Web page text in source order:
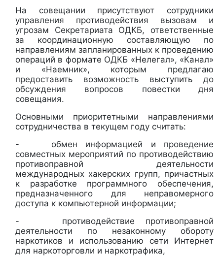
На совещании присутствуют сотрудники
управления противодействия вызовам и
угрозам Секретариата ОДКБ, ответственные
за координационную составляющую по
направлениям запланированных к проведению
операций в формате ОДКБ «Нелегал», «Канал»
и «Наемник», которым предлагаю
предоставить возможность выступить до
обсуждения вопросов повестки дня
совещания.
Основными приоритетными направлениями
сотрудничества в текущем году считать:
- обмен информацией и проведение
совместных мероприятий по противодействию
противоправной деятельности
международных хакерских групп, причастных
к разработке программного обеспечения,
предназначенного для неправомерного
доступа к компьютерной информации;
- противодействие противоправной
деятельности по незаконному обороту
наркотиков и использованию сети Интернет
для наркоторговли и наркотрафика,